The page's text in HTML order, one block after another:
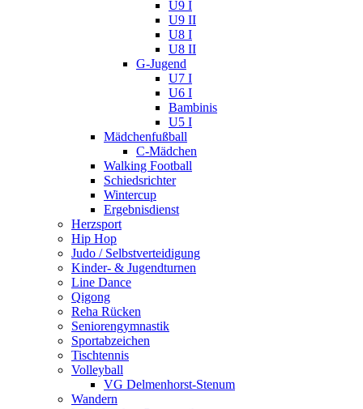
U9 I
U9 II
U8 I
U8 II
G-Jugend
U7 I
U6 I
Bambinis
U5 I
Mädchenfußball
C-Mädchen
Walking Football
Schiedsrichter
Wintercup
Ergebnisdienst
Herzsport
Hip Hop
Judo / Selbstverteidigung
Kinder- & Jugendturnen
Line Dance
Qigong
Reha Rücken
Seniorengymnastik
Sportabzeichen
Tischtennis
Volleyball
VG Delmenhorst-Stenum
Wandern